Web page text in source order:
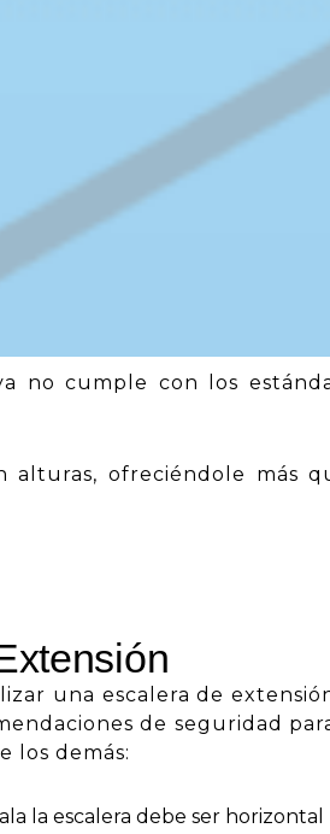
no cumple con los
alturas, ofreciéndole más
una escalera de
de seguridad
los demás:
la escalera debe ser horizontal